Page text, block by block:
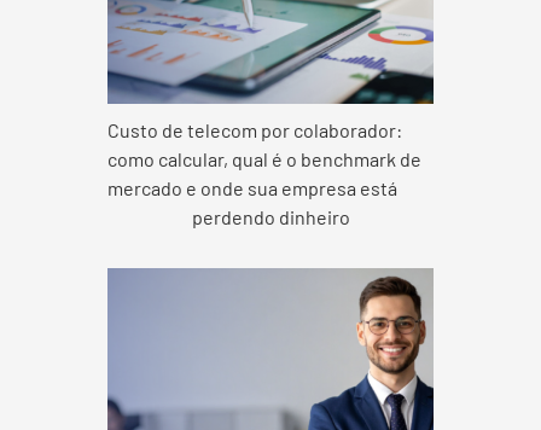
Custo de telecom por colaborador:
como calcular, qual é o benchmark de
mercado e onde sua empresa está
perdendo dinheiro